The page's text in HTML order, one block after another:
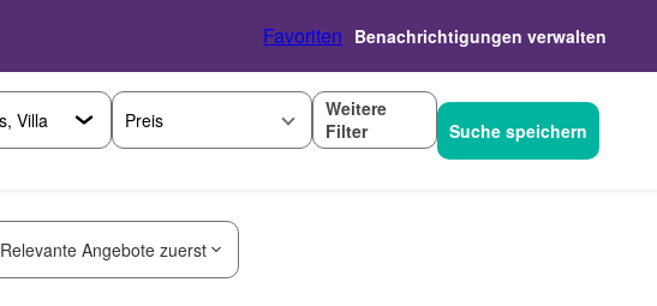
Favoriten Benachrichtigungen verwalten
Preis
Weitere
Filter
Suche speichern
Relevante Angebote zuerst